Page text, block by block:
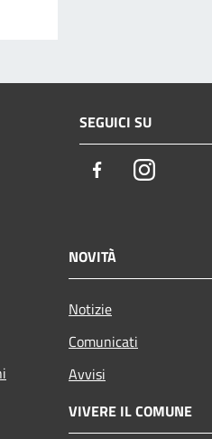
SEGUICI SU
FacebookInstagram
NOVITÀ
Notizie
Comunicati
Avvisi
VIVERE IL COMUNE